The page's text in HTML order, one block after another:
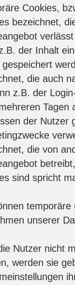
Cookies,
bezeichnet,
der Inhalt
die auch
z.B. der
Tagen
der Nutzer
die von
sind spricht
temporäre
unserer
Nutzer nicht
werden sie